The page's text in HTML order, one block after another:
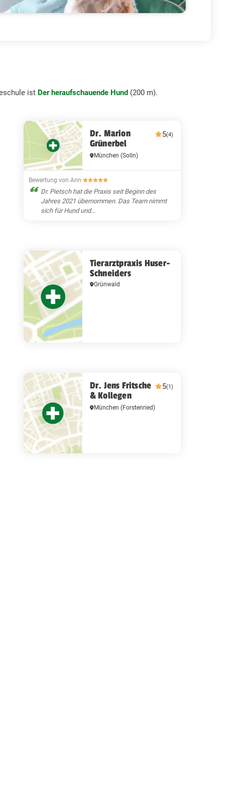
ist Der heraufschauende Hund (200 m).
Dr. Marion
Grünerbel
5(4)
München (Solln)
Bewertung von Ann·
Dr. Pietsch hat die Praxis seit Beginn des
Jahres 2021 übernommen. Das Team nimmt
sich für Hund und...
Tierarztpraxis Huser-
Schneiders
Grünwald
Dr. Jens Fritsche
& Kollegen
5(1)
München (Forstenried)